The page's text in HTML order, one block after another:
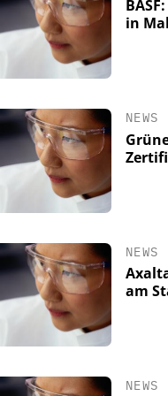
in
NEWS
NEWS
am
NEWS